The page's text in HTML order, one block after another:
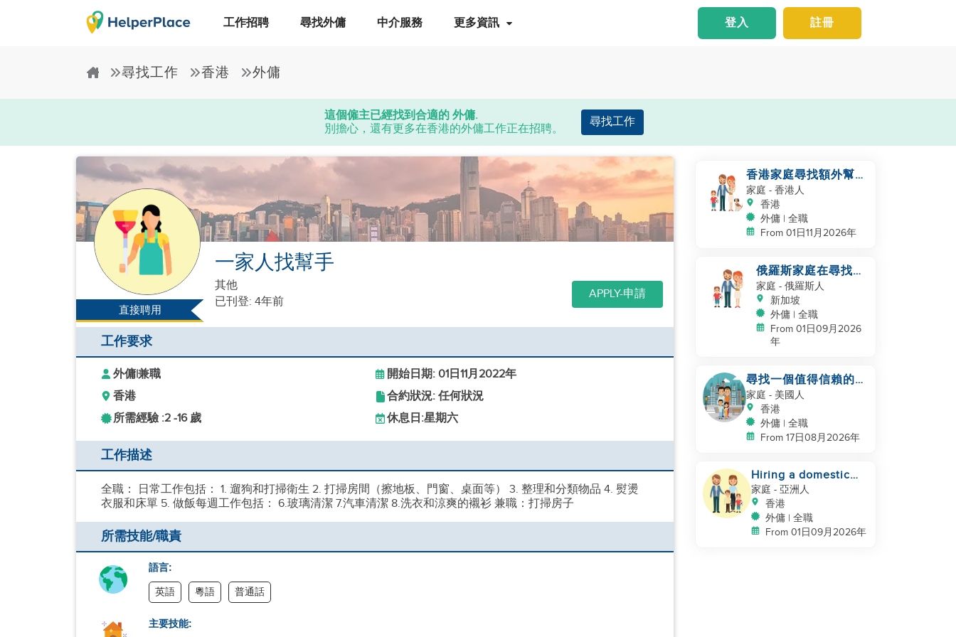
工作招聘 尋找外傭 中介服務 更多資訊 註冊
登入
尋找工作 香港 外傭
這個僱主已經找到合適的 外傭.
別擔心，還有更多在香港的外傭工作正在招聘。
尋找工作
直接聘用
一家人找幫手
其他
已刊登: 4年前
APPLY-申請
工作要求
外傭|兼職
開始日期: 01日11月2022年
香港
合約狀況: 任何狀況
所需經驗 :2 -16 歲 休息日:星期六
工作描述
全職： 日常工作包括： 1. 遛狗和打掃衛生 2. 打掃房間（擦地板、門窗、桌面等） 3. 整理和分類物品 4. 熨燙
衣服和床單 5. 做飯每週工作包括： 6.玻璃清潔 7.汽車清潔 8.洗衣和涼爽的襯衫 兼職：打掃房子
所需技能/職責
語言:
英語 粵語 普通話
主要技能:
香港家庭尋找額外幫手
（新生嬰兒+幼兒，共
同幫手）
家庭 - 香港人
香港
外傭 | 全職
From 01日11月2026年
俄羅斯家庭在尋找助
手
家庭 - 俄羅斯人
新加坡
外傭 | 全職
From 01日09月2026
年
尋找一個值得信賴的、
熱愛孩子的幫手
家庭 - 美國人
香港
外傭 | 全職
From 17日08月2026年
Hiring a domestic
helper
家庭 - 亞洲人
香港
外傭 | 全職
From 01日09月2026年